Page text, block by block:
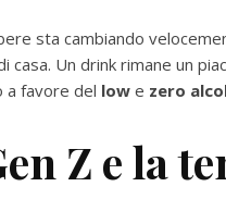
sta cambiando
casa. Un drink rimane un
a favore del low e zero
Z e la